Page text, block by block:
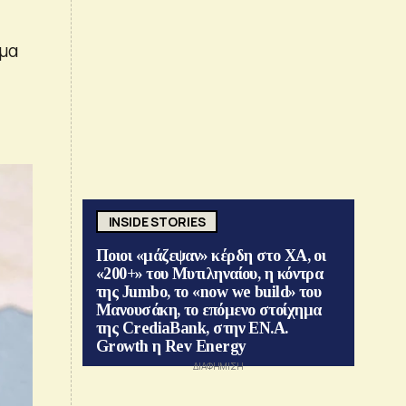
INSIDE STORIES
Ποιοι «μάζεψαν» κέρδη στο ΧΑ, οι
«200+» του Μυτιληναίου, η κόντρα
της Jumbo, το «now we build» του
Μανουσάκη, το επόμενο στοίχημα
της CrediaBank, στην ΕΝ.Α.
Growth η Rev Energy